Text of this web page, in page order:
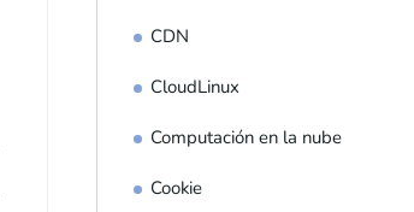
CDN
CloudLinux
Computación en la nube
Cookie